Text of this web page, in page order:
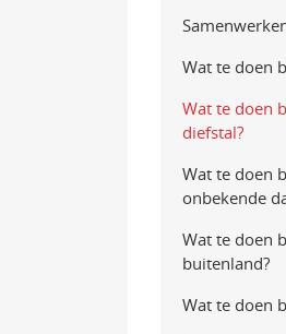
Wat te doen
Wat te doen
diefstal?
Wat te doen
onbekende
Wat te doen
buitenland?
Wat te doen